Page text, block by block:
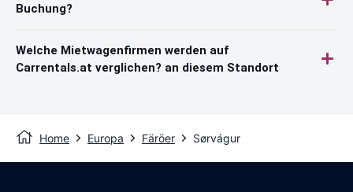
Buchung?
Welche Mietwagenfirmen werden auf
Carrentals.at verglichen? an diesem Standort
Home Europa Färöer Sørvágur